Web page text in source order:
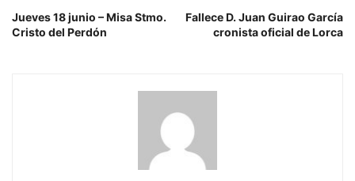
Jueves 18 junio – Misa Stmo.
Cristo del Perdón
Fallece D. Juan Guirao García
cronista oficial de Lorca